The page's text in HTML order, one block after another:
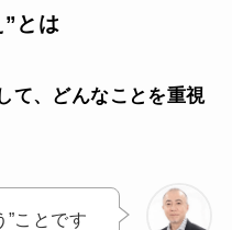
”とは
て、どんなことを重視
”ことです